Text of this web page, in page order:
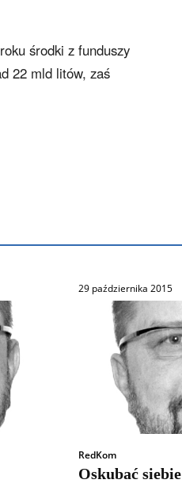
środki z funduszy
22 mld litów, zaś
29 października 2015
RedKom
Oskubać siebie